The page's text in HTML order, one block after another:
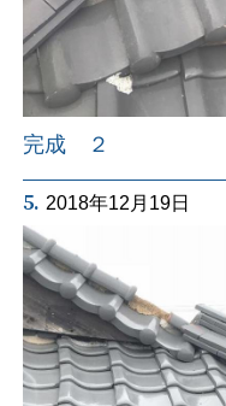
完成 ２
5. 2018年12月19日